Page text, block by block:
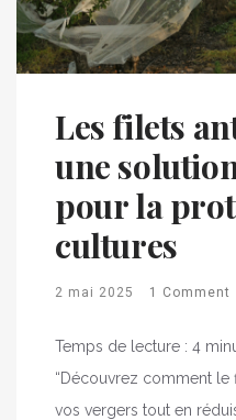
Les filets
une
pour la
cultures
2 mai 2025 1 Comment
Temps de lecture : 4
“Découvrez comment
vos vergers tout en